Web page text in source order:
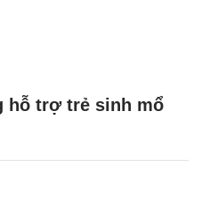
hỗ trợ trẻ sinh mổ